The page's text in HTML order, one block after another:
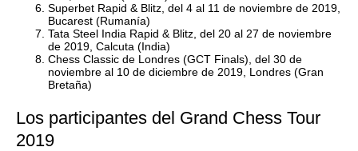
Superbet Rapid & Blitz, del 4 al 11 de noviembre de 2019,
Bucarest (Rumanía)
Tata Steel India Rapid & Blitz, del 20 al 27 de noviembre
de 2019, Calcuta (India)
Chess Classic de Londres (GCT Finals), del 30 de
noviembre al 10 de diciembre de 2019, Londres (Gran
Bretaña)
Los participantes del Grand Chess Tour
2019